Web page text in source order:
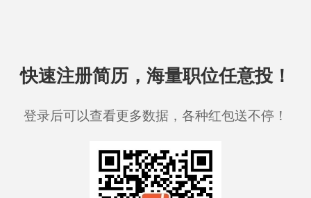
快速注册简历，海量职位任意投！
登录后可以查看更多数据，各种红包送不停！